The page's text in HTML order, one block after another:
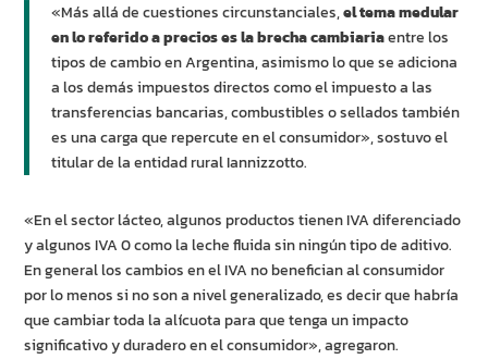
«Más allá de cuestiones circunstanciales,el tema medular
en lo referido a precios es la brecha cambiariaentre los
tipos de cambio en Argentina, asimismo lo que se adiciona
a los demás impuestos directos como el impuesto a las
transferencias bancarias, combustibles o sellados también
es una carga que repercute en el consumidor», sostuvo el
titular de la entidad rural Iannizzotto.
«En el sector lácteo, algunos productos tienen IVA diferenciado
y algunos IVA 0 como la leche fluida sin ningún tipo de aditivo.
En general los cambios en el IVA no benefician al consumidor
por lo menos si no son a nivel generalizado, es decir que habría
que cambiar toda la alícuota para que tenga un impacto
significativo y duradero en el consumidor», agregaron.